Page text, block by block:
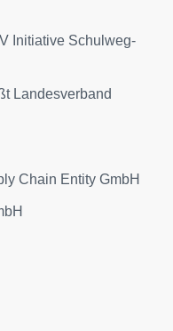
Initiative Schulweg-
Landesverband
Chain Entity GmbH